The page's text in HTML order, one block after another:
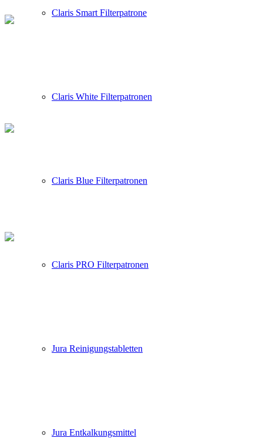
Claris Smart Filterpatrone
Claris White Filterpatronen
Claris Blue Filterpatronen
Claris PRO Filterpatronen
Jura Reinigungstabletten
Jura Entkalkungsmittel